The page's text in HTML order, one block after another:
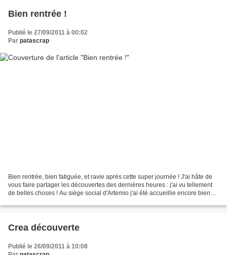
Bien rentrée !
Publié le 27/09/2011 à 00:02
Par patascrap
Bien rentrée, bien fatiguée, et ravie après cette super journée ! J'ai hâte de
vous faire partager les découvertes des dernières heures : j'ai vu tellement
de belles choses ! Au siège social d'Artemio j'ai été accueillie encore bien
Crea découverte
Publié le 26/09/2011 à 10:08